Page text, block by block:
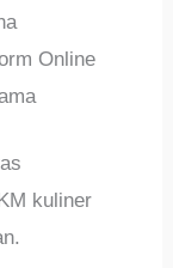
Online
kuliner